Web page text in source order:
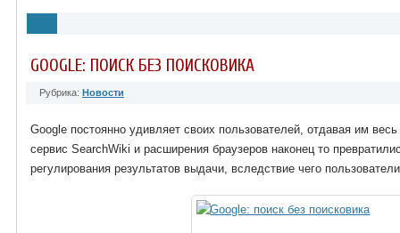
GOOGLE: ПОИСК БЕЗ ПОИСКОВИКА
Рубрика: Новости
Google постоянно удивляет своих пользователей, отдавая им
сервис SearchWiki и расширения браузеров наконец то
регулирования результатов выдачи, вследствие чего